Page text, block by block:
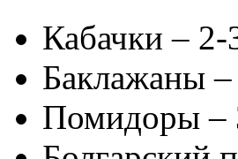
Кабачки –
Баклажаны
Помидоры –